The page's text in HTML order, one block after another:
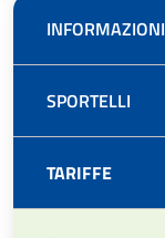
SPORTELLI
TARIFFE